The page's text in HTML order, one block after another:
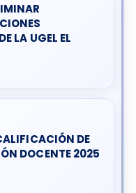
LA UGEL EL
DE
DOCENTE 2025